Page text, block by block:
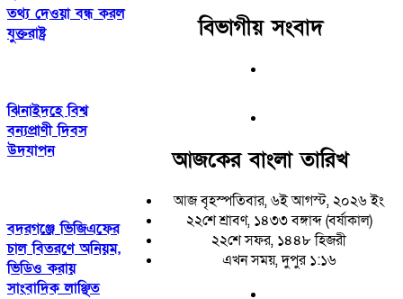
তথ্য দেওয়া বন্ধ করল
যুক্তরাষ্ট্র
ঝিনাইদহে বিশ্ব
বন্যপ্রাণী দিবস
উদযাপন
বদরগঞ্জে ভিজিএফের
চাল বিতরণে অনিয়ম,
ভিডিও করায়
সাংবাদিক লাঞ্ছিত
বিভাগীয় সংবাদ
আজকের বাংলা তারিখ
আজ বৃহস্পতিবার, ৬ই আগস্ট, ২০২৬ ইং
২২শে শ্রাবণ, ১৪৩৩ বঙ্গাব্দ (বর্ষাকাল)
২২শে সফর, ১৪৪৮ হিজরী
এখন সময়, দুপুর ১:১৬